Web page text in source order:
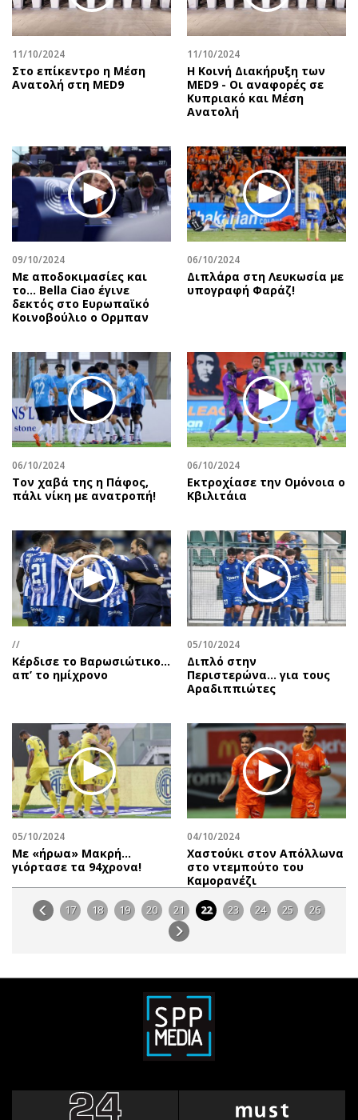
11/10/2024
Στο επίκεντρο η Μέση
Ανατολή στη MED9
11/10/2024
Η Κοινή Διακήρυξη των
MED9 - Οι αναφορές σε
Κυπριακό και Μέση
Ανατολή
09/10/2024
Με αποδοκιμασίες και
το… Bella Ciao έγινε
δεκτός στο Ευρωπαϊκό
Κοινοβούλιο ο Ορμπαν
06/10/2024
Διπλάρα στη Λευκωσία με
υπογραφή Φαράζ!
06/10/2024
Τον χαβά της η Πάφος,
πάλι νίκη με ανατροπή!
06/10/2024
Εκτροχίασε την Ομόνοια ο
Κβιλιτάια
//
Κέρδισε το Βαρωσιώτικο…
απ’ το ημίχρονο
05/10/2024
Διπλό στην
Περιστερώνα… για τους
Αραδιππιώτες
05/10/2024
Με «ήρωα» Μακρή…
γιόρτασε τα 94χρονα!
04/10/2024
Χαστούκι στον Απόλλωνα
στο ντεμπούτο του
Καμορανέζι
17 18 19 20 21 22 23 24 25 26